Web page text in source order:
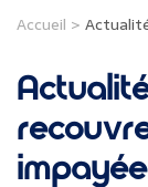
Accueil >